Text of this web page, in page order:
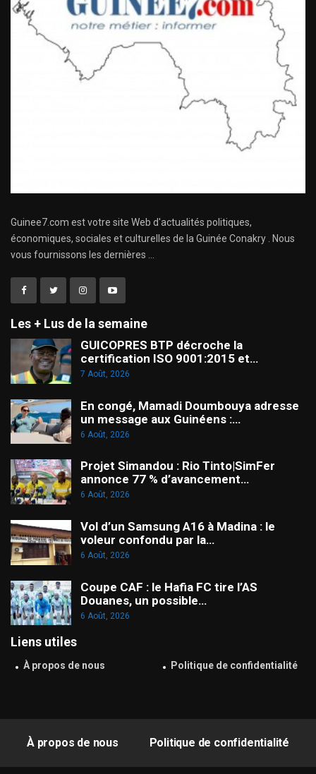
Guinee7.com est votre site Web d'actualités politiques,
économiques, sociales et culturelles de la Guinée Conakry . Nous
vous fournissons les dernières ...
Les + Lus de la semaine
GUICOPRES BTP décroche la
certification ISO 9001:2015 et…
7 Août, 2026
En congé, Mamadi Doumbouya adresse
un message aux Guinéens :…
6 Août, 2026
Projet Simandou : Rio Tinto|SimFer
annonce 77 % d’avancement…
6 Août, 2026
Vol d’un Samsung A16 à Madina : le
voleur confondu par la…
6 Août, 2026
Coupe CAF : le Hafia FC tire l’AS
Douanes, un possible…
6 Août, 2026
Liens utiles
À propos de nous Politique de confidentialité
À propos de nous Politique de confidentialité